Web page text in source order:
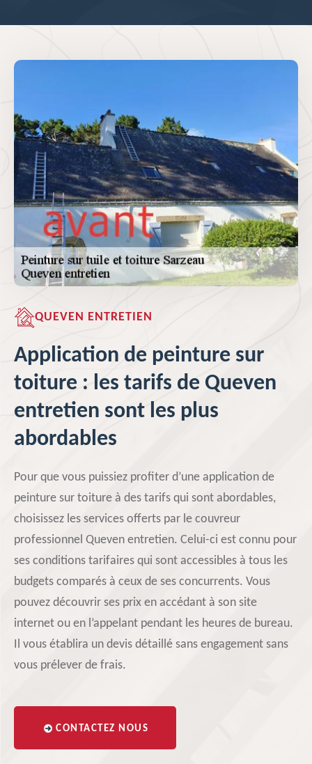
QUEVEN ENTRETIEN
Application de peinture sur
toiture : les tarifs de Queven
entretien sont les plus
abordables
Pour que vous puissiez profiter d’une application de
peinture sur toiture à des tarifs qui sont abordables,
choisissez les services offerts par le couvreur
professionnel Queven entretien. Celui-ci est connu pour
ses conditions tarifaires qui sont accessibles à tous les
budgets comparés à ceux de ses concurrents. Vous
pouvez découvrir ses prix en accédant à son site
internet ou en l’appelant pendant les heures de bureau.
Il vous établira un devis détaillé sans engagement sans
vous prélever de frais.
CONTACTEZ NOUS